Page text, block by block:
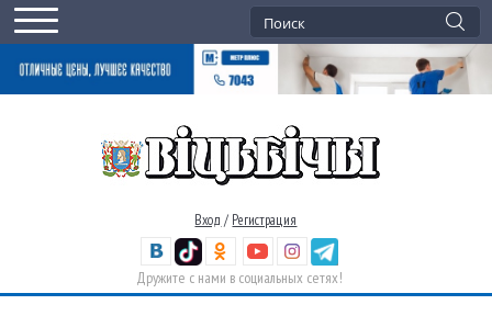
Вход / Регистрация
Дружите с нами в социальных сетях!